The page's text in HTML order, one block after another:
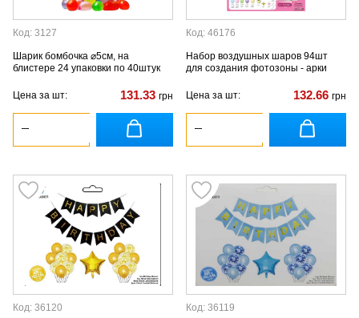
Код: 3127
Шарик бомбочка ⌀5см, на
блистере 24 упаковки по 40штук
Цена за шт: 131.33 грн
Код: 46176
Набор воздушных шаров 94шт
для создания фотозоны - арки
Цена за шт: 132.66 грн
Код: 36120
Код: 36119